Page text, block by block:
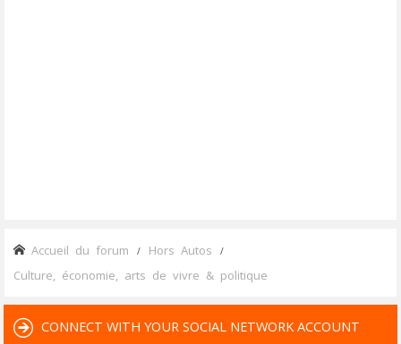
Accueil du forum Hors Autos
Culture, économie, arts de vivre & politique
CONNECT WITH YOUR SOCIAL NETWORK ACCOUNT